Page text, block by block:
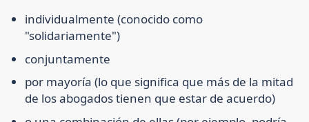
individualmente (conocido como
"solidariamente")
conjuntamente
por mayoría (lo que significa que más de la mitad
de los abogados tienen que estar de acuerdo)